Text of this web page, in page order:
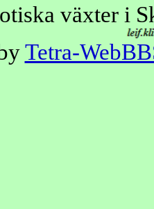
växter i
Tetra-